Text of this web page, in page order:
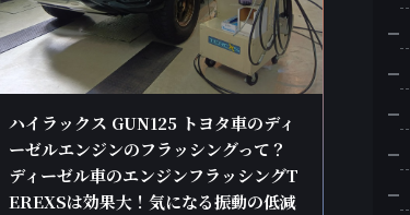
ハイラックス GUN125 トヨタ車のディ
ーゼルエンジンのフラッシングって？
ディーゼル車のエンジンフラッシングT
EREXSは効果大！気になる振動の低減